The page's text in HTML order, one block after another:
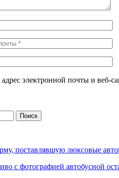
электронной почты и веб-
поставлявшую люксовые
с фотографией автобусной